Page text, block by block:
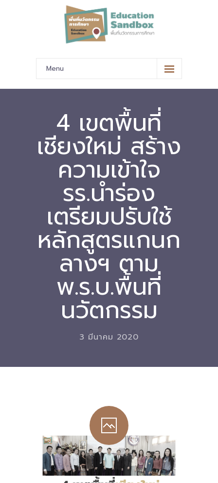
Menu
หน้าหลัก
-- มาตรฐานข้อมูลและมาตรฐานการแลกเปลี่ยนข้อมูล
-- สถานศึกษานำร่อง
-- EdusandboxGM
-- วีดิทัศน์นำเสนอสถานศึกษานำร่อง
-- ปฏิทินการขับเคลื่อนพื้นที่นวัตกรรมการศึกษา
Download
-- หนังสือและเอกสาร
-- กฎหมาย
---- เจตนารมณ์ของ พ.ร.บ.
---- พ.ร.บ. และอนุบัญญัติ
---- พ.ร.ฎ. ขยายเวลาใช้บังคับ พ.ร.บ.พื้นที่นวัตกรรมการ
---- รายงานการประเมินผลสัมฤทธิ์ พ.ร.บ.พื้นที่นวัตกรรม
---- รายงานการวิเคราะห์ผลกระทบที่อาจเกิดขึ้นจากกฎ
-- รายงานคณะผู้ประเมินอิสระ
---- รอบประเมิน (พ.ศ. 2562-2564)
4 เขตพื้นที่
เชียงใหม่ สร้าง
ความเข้าใจ
รร.นำร่อง
เตรียมปรับใช้
หลักสูตรแกนก
ลางฯ ตาม
พ.ร.บ.พื้นที่
นวัตกรรม
3 มีนาคม 2020